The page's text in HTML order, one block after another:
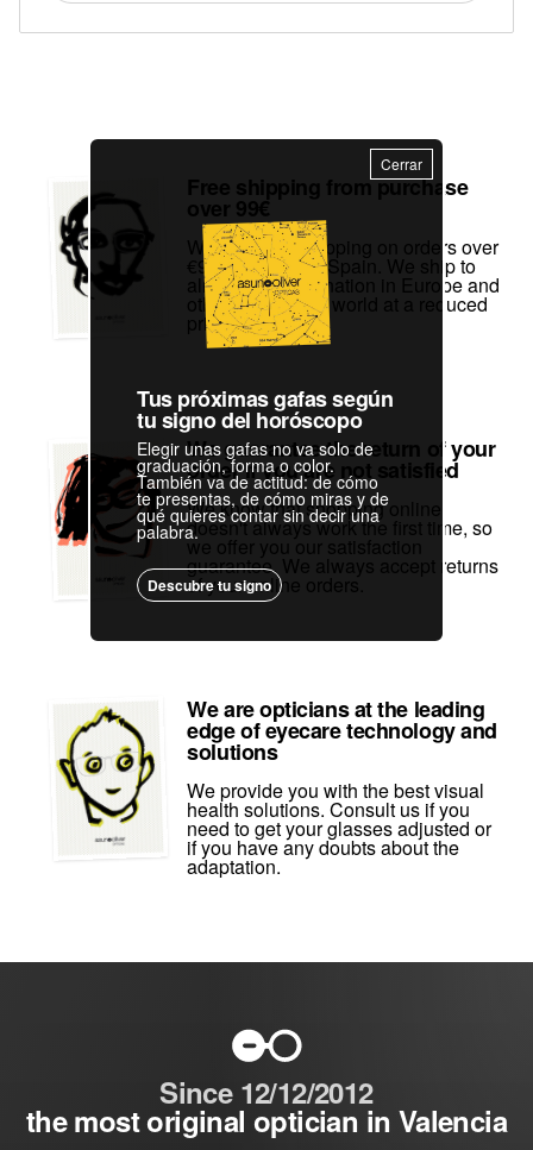
Free shipping from purchase
over 99€
We offer free shipping on orders over
€99 to mainland Spain. We ship to
almost any destination in Europe and
other parts of the world at a reduced
price.
We guarantee the return of your
order if you are not satisfied
We know that shopping online
doesn't always work the first time, so
we offer you our satisfaction
guarantee. We always accept returns
of your online orders.
We are opticians at the leading
edge of eyecare technology and
solutions
We provide you with the best visual
health solutions. Consult us if you
need to get your glasses adjusted or
if you have any doubts about the
adaptation.
Since 12/12/2012
the most original optician in Valencia
Cerrar
Tus próximas gafas según
tu signo del horóscopo
Elegir unas gafas no va solo de
graduación, forma o color.
También va de actitud: de cómo
te presentas, de cómo miras y de
qué quieres contar sin decir una
palabra.
Descubre tu signo